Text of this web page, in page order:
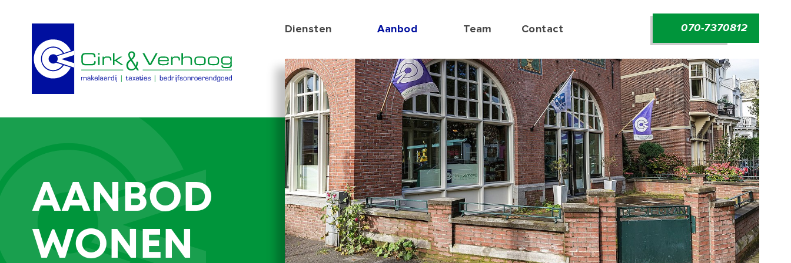
Diensten Aanbod Team Contact 070-7370812
AANBOD
WONEN